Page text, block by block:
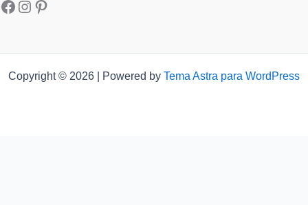
Copyright © 2026 | Powered by Tema Astra para WordPress